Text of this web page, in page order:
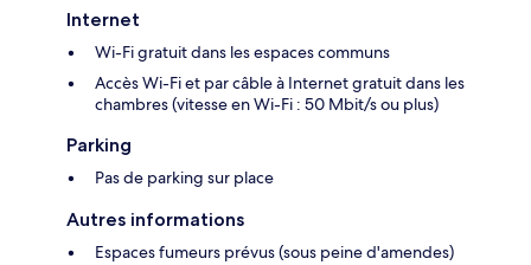
Internet
Wi-Fi gratuit dans les espaces communs
Accès Wi-Fi et par câble à Internet gratuit dans les
chambres (vitesse en Wi-Fi : 50 Mbit/s ou plus)
Parking
Pas de parking sur place
Autres informations
Espaces fumeurs prévus (sous peine d'amendes)